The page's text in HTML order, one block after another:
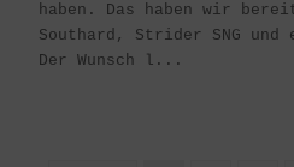
haben. Das haben wir
Southard, Strider SNG und
Der Wunsch l...